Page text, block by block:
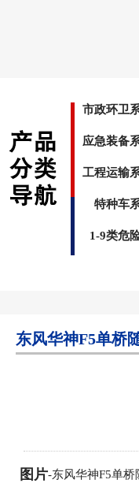
市政环卫
应急装备
工程运输
特种车
1-9类危
东风华神F5单桥
图片-东风华神F5单